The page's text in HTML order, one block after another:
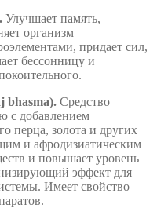
Улучшает память,
организм
придает сил,
бессонницу и
bhasma). Средство
с добавлением
перца, золота и других
и афродизиатическим
и повышает уровень
эффект для
Имеет свойство